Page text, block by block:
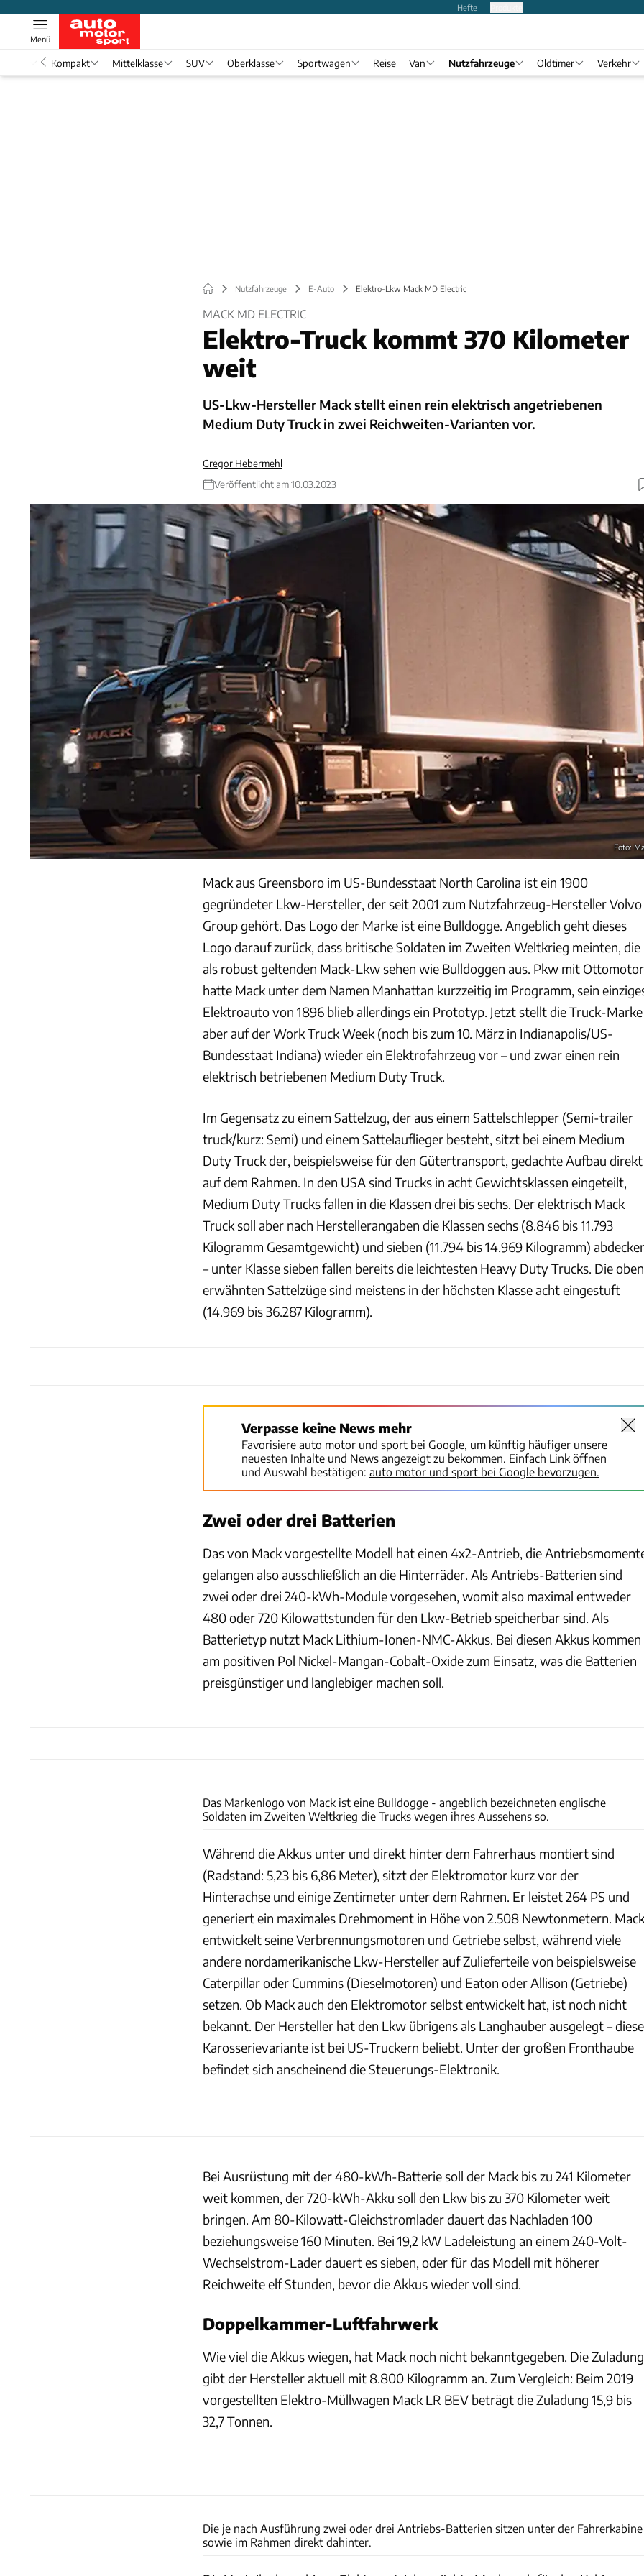
Hefte
Menü
Kompakt Mittelklasse SUV Oberklasse Sportwagen Reise Van Nutzfahrzeuge Oldtimer Verkehr
Nutzfahrzeuge E-Auto Elektro-Lkw Mack MD Electric
MACK MD ELECTRIC
Elektro-Truck kommt 370 Kilometer
weit
US-Lkw-Hersteller Mack stellt einen rein elektrisch angetriebenen
Medium Duty Truck in zwei Reichweiten-Varianten vor.
Gregor Hebermehl
Veröffentlicht am 10.03.2023
Foto:
Mack aus Greensboro im US-Bundesstaat North Carolina ist ein 1900
gegründeter Lkw-Hersteller, der seit 2001 zum Nutzfahrzeug-Hersteller Volvo
Group gehört. Das Logo der Marke ist eine Bulldogge. Angeblich geht dieses
Logo darauf zurück, dass britische Soldaten im Zweiten Weltkrieg meinten, die
als robust geltenden Mack-Lkw sehen wie Bulldoggen aus. Pkw mit Ottomotor
hatte Mack unter dem Namen Manhattan kurzzeitig im Programm, sein
Elektroauto von 1896 blieb allerdings ein Prototyp. Jetzt stellt die Truck-Marke
aber auf der Work Truck Week (noch bis zum 10. März in Indianapolis/US-
Bundesstaat Indiana) wieder ein Elektrofahrzeug vor – und zwar einen rein
elektrisch betriebenen Medium Duty Truck.
Im Gegensatz zu einem Sattelzug, der aus einem Sattelschlepper (Semi-trailer
truck/kurz: Semi) und einem Sattelauflieger besteht, sitzt bei einem Medium
Duty Truck der, beispielsweise für den Gütertransport, gedachte Aufbau direkt
auf dem Rahmen. In den USA sind Trucks in acht Gewichtsklassen eingeteilt,
Medium Duty Trucks fallen in die Klassen drei bis sechs. Der elektrisch Mack
Truck soll aber nach Herstellerangaben die Klassen sechs (8.846 bis 11.793
Kilogramm Gesamtgewicht) und sieben (11.794 bis 14.969 Kilogramm)
– unter Klasse sieben fallen bereits die leichtesten Heavy Duty Trucks. Die oben
erwähnten Sattelzüge sind meistens in der höchsten Klasse acht eingestuft
(14.969 bis 36.287 Kilogramm).
Verpasse keine News mehr
Favorisiere auto motor und sport bei Google, um künftig häufiger unsere
neuesten Inhalte und News angezeigt zu bekommen. Einfach Link öffnen
und Auswahl bestätigen: auto motor und sport bei Google bevorzugen.
Zwei oder drei Batterien
Das von Mack vorgestellte Modell hat einen 4x2-Antrieb, die
gelangen also ausschließlich an die Hinterräder. Als Antriebs-Batterien sind
zwei oder drei 240-kWh-Module vorgesehen, womit also maximal entweder
480 oder 720 Kilowattstunden für den Lkw-Betrieb speicherbar sind. Als
Batterietyp nutzt Mack Lithium-Ionen-NMC-Akkus. Bei diesen Akkus kommen
am positiven Pol Nickel-Mangan-Cobalt-Oxide zum Einsatz, was die Batterien
preisgünstiger und langlebiger machen soll.
Das Markenlogo von Mack ist eine Bulldogge - angeblich bezeichneten englische
Soldaten im Zweiten Weltkrieg die Trucks wegen ihres Aussehens so.
Während die Akkus unter und direkt hinter dem Fahrerhaus montiert sind
(Radstand: 5,23 bis 6,86 Meter), sitzt der Elektromotor kurz vor der
Hinterachse und einige Zentimeter unter dem Rahmen. Er leistet 264 PS und
generiert ein maximales Drehmoment in Höhe von 2.508 Newtonmetern. Mack
entwickelt seine Verbrennungsmotoren und Getriebe selbst, während viele
andere nordamerikanische Lkw-Hersteller auf Zulieferteile von beispielsweise
Caterpillar oder Cummins (Dieselmotoren) und Eaton oder Allison (Getriebe)
setzen. Ob Mack auch den Elektromotor selbst entwickelt hat, ist noch nicht
bekannt. Der Hersteller hat den Lkw übrigens als Langhauber ausgelegt – diese
Karosserievariante ist bei US-Truckern beliebt. Unter der großen Fronthaube
befindet sich anscheinend die Steuerungs-Elektronik.
Bei Ausrüstung mit der 480-kWh-Batterie soll der Mack bis zu 241 Kilometer
weit kommen, der 720-kWh-Akku soll den Lkw bis zu 370 Kilometer weit
bringen. Am 80-Kilowatt-Gleichstromlader dauert das Nachladen 100
beziehungsweise 160 Minuten. Bei 19,2 kW Ladeleistung an einem 240-Volt-
Wechselstrom-Lader dauert es sieben, oder für das Modell mit höherer
Reichweite elf Stunden, bevor die Akkus wieder voll sind.
Doppelkammer-Luftfahrwerk
Wie viel die Akkus wiegen, hat Mack noch nicht bekanntgegeben. Die Zuladung
gibt der Hersteller aktuell mit 8.800 Kilogramm an. Zum Vergleich: Beim 2019
vorgestellten Elektro-Müllwagen Mack LR BEV beträgt die Zuladung 15,9 bis
32,7 Tonnen.
Die je nach Ausführung zwei oder drei Antriebs-Batterien sitzen unter der Fahrerkabine
sowie im Rahmen direkt dahinter.